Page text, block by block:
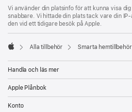
Vi använder din platsinfo för att kunna visa
snabbare. Vi hittade din plats tack vare din
den vid ett tidigare besök på Apple.
Alla tillbehör Smarta hemtillbehör
Handla och läs mer
Apple Plånbok
Konto